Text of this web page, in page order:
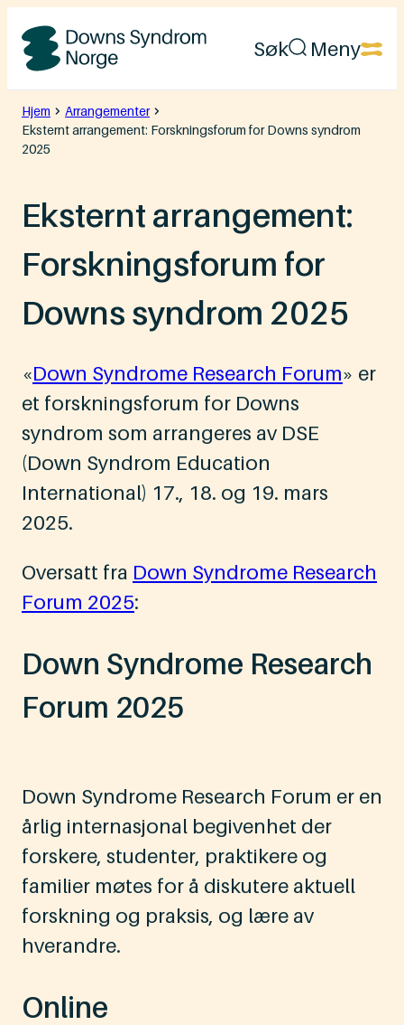
Hopp
Downs
Syndrom
Norge
Søk Meny
Hjem
Arrangementer
Eksternt arrangement: Forskningsforum for Downs syndrom
2025
Eksternt arrangement:
Forskningsforum for
Downs syndrom 2025
«Down Syndrome Research Forum» er
et forskningsforum for Downs
syndrom som arrangeres av DSE
(Down Syndrom Education
International) 17., 18. og 19. mars
2025.
Oversatt fra Down Syndrome Research
Forum 2025:
Down Syndrome Research
Forum 2025
Down Syndrome Research Forum er en
årlig internasjonal begivenhet der
forskere, studenter, praktikere og
familier møtes for å diskutere aktuell
forskning og praksis, og lære av
hverandre.
Online